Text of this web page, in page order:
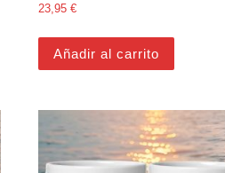
23,95 €
Añadir al carrito